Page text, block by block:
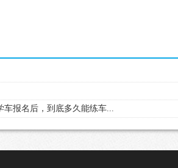
报名后，到底多久能练车...